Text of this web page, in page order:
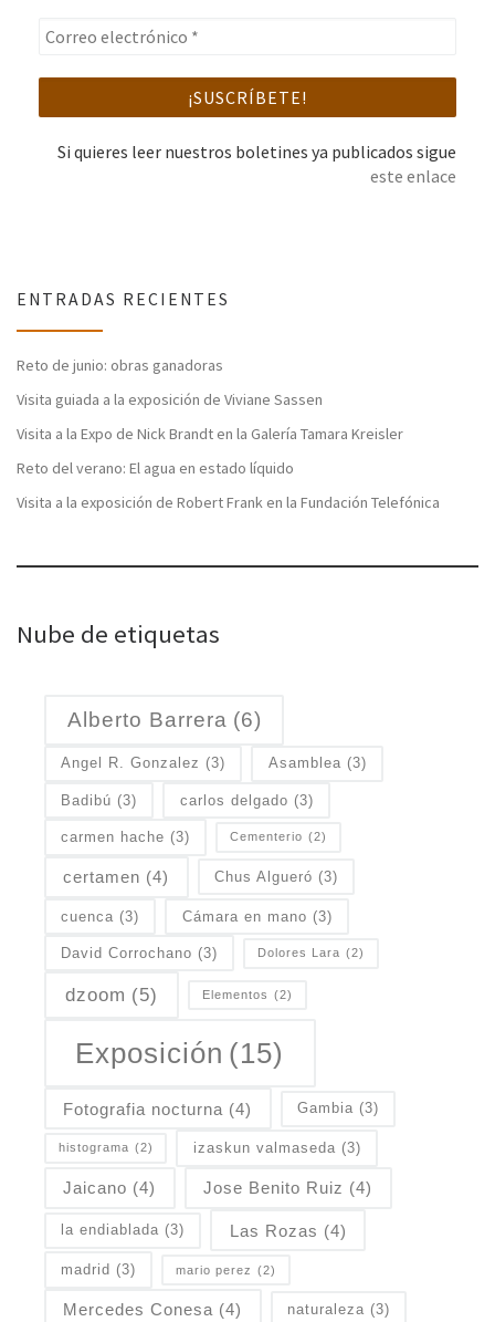
Si quieres leer nuestros boletines ya publicados sigue
este enlace
ENTRADAS RECIENTES
Reto de junio: obras ganadoras
Visita guiada a la exposición de Viviane Sassen
Visita a la Expo de Nick Brandt en la Galería Tamara Kreisler
Reto del verano: El agua en estado líquido
Visita a la exposición de Robert Frank en la Fundación Telefónica
Nube de etiquetas
Alberto Barrera (6)
Angel R. Gonzalez (3) Asamblea (3)
Badibú (3) carlos delgado (3)
carmen hache (3) Cementerio (2)
certamen (4) Chus Algueró (3)
cuenca (3) Cámara en mano (3)
David Corrochano (3) Dolores Lara (2)
dzoom (5) Elementos (2)
Exposición (15)
Fotografia nocturna (4) Gambia (3)
histograma (2) izaskun valmaseda (3)
Jaicano (4) Jose Benito Ruiz (4)
la endiablada (3) Las Rozas (4)
madrid (3) mario perez (2)
Mercedes Conesa (4) naturaleza (3)